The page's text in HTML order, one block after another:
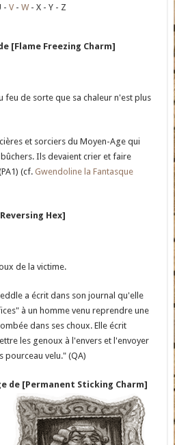
V W X Y Z
[Flame Freezing Charm]
feu de sorte que sa chaleur n'est plus
et sorciers du Moyen-Age qui
Ils devaient crier et faire
(cf.Gwendoline la Fantasque
Hex]
de la victime.
a écrit dans son journal qu'elle
à un homme venu reprendre une
dans ses choux. Elle écrit
les genoux à l'envers et l'envoyer
pourceau velu." (QA)
de [Permanent Sticking Charm]